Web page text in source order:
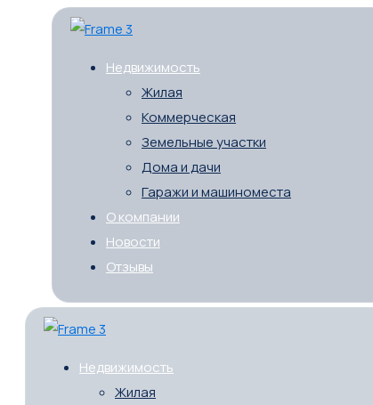
Недвижимость
Жилая
Коммерческая
Земельные участки
Дома и дачи
Гаражи и машиноместа
О компании
Новости
Отзывы
Недвижимость
Жилая